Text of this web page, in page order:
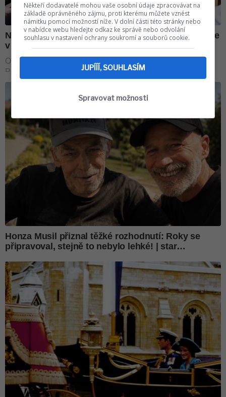
Někteří dodavatelé mohou vaše osobní údaje zpracovávat na
základě oprávněného zájmu, proti kterému můžete vznést
námitku pomocí možností níže. V dolní části této stránky nebo
v nabídce webu hledejte odkaz ke správě nebo odvolání
souhlasu v nastavení ochrany soukromí a souborů cookie.
JUPÍÍÍ, SOUHLASÍM
Spravovat možnosti